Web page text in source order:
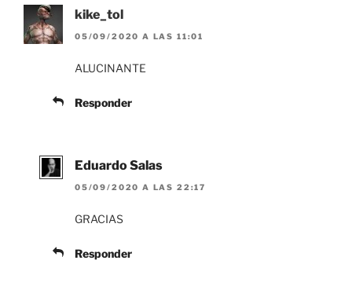
kike_tol
05/09/2020 A LAS 11:01
ALUCINANTE
Responder
Eduardo Salas
05/09/2020 A LAS 22:17
GRACIAS
Responder